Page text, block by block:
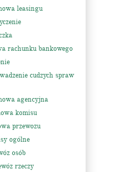
leasingu
rachunku bankowego
cudzych spraw
agencyjna
komisu
przewozu
ogólne
osób
rzeczy